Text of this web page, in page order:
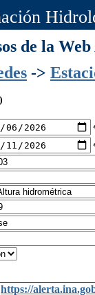
de la
->
https://